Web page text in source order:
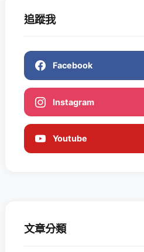
追蹤我
Facebook
Instagram
Youtube
文章分類